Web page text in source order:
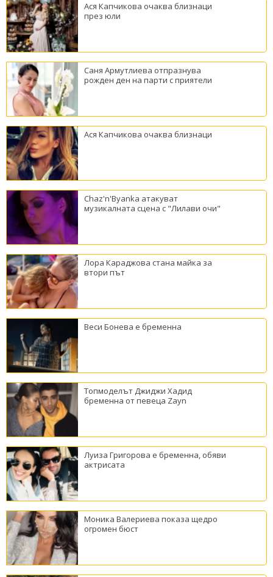
Ася Капчикова очаква близнаци
през юли
Саня Армутлиева отпразнува
рожден ден на парти с приятели
Ася Капчикова очаква близнаци
Chaz'n'Byanka атакуват
музикалната сцена с "Лилави очи"
Лора Караджова стана майка за
втори път
Веси Бонева е бременна
Топмоделът Джиджи Хадид
бременна от певеца Zayn
Луиза Григорова е бременна, обяви
актрисата
Моника Валериева показа щедро
огромен бюст